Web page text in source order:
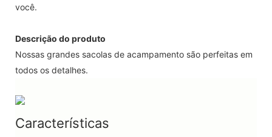
você.
Descrição do produto
Nossas grandes sacolas de acampamento são perfeitas em
todos os detalhes.
Características